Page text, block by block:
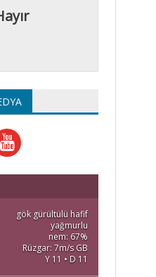
gök gürültülü hafif
yağmurlu
nem: 67%
Rüzgar: 7m/s GB
Y 11 • D 11